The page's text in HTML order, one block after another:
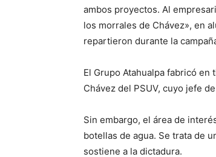
ambos proyectos. Al
los morrales de Chávez», en
repartieron durante la
El Grupo Atahualpa fabricó
Chávez del PSUV, cuyo jefe
Sin embargo, el área de
botellas de agua. Se trata de
sostiene a la dictadura.